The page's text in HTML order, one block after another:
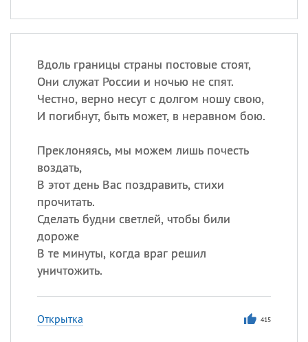
Вдоль границы страны постовые стоят,
Они служат России и ночью не спят.
Честно, верно несут с долгом ношу свою,
И погибнут, быть может, в неравном бою.
Преклоняясь, мы можем лишь почесть
воздать,
В этот день Вас поздравить, стихи
прочитать.
Сделать будни светлей, чтобы били
дороже
В те минуты, когда враг решил
уничтожить.
Открытка 415